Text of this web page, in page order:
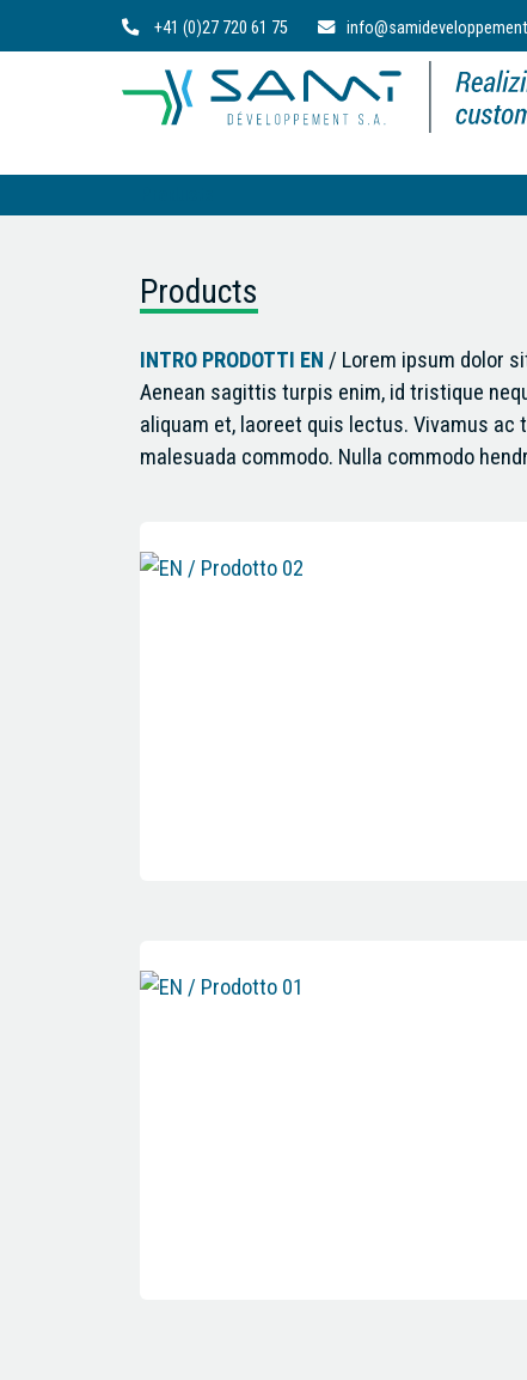
+41 (0)27 720 61 75
Products
INTRO PRODOTTI EN / Lorem ipsum dolor
Aenean sagittis turpis enim, id tristique
aliquam et, laoreet quis lectus. Vivamus
malesuada commodo. Nulla commodo